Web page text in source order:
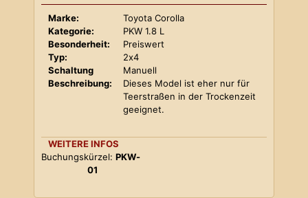
Marke:
Toyota Corolla
Kategorie:
PKW 1.8 L
Besonderheit:
Preiswert
Typ:
2x4
Schaltung
Manuell
Beschreibung:
Dieses Model ist eher nur für
Teerstraßen in der Trockenzeit
geeignet.
WEITERE INFOS
Buchungskürzel: PKW-
01